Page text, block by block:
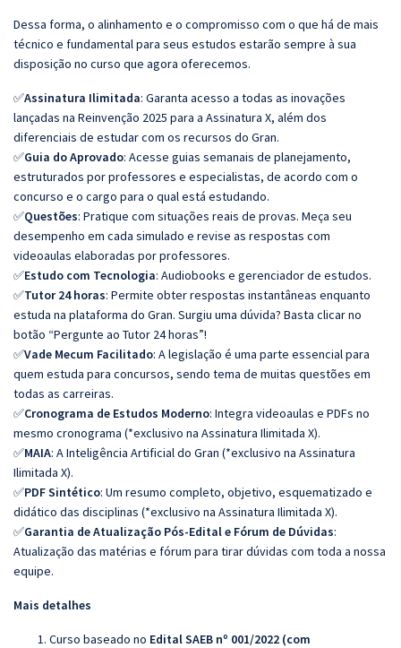
Dessa forma, o alinhamento e o compromisso com o que há de mais
técnico e fundamental para seus estudos estarão sempre à sua
disposição no curso que agora oferecemos.
✅Assinatura Ilimitada: Garanta acesso a todas as inovações
lançadas na Reinvenção 2025 para a Assinatura X, além dos
diferenciais de estudar com os recursos do Gran.
✅Guia do Aprovado: Acesse guias semanais de planejamento,
estruturados por professores e especialistas, de acordo com o
concurso e o cargo para o qual está estudando.
✅Questões: Pratique com situações reais de provas. Meça seu
desempenho em cada simulado e revise as respostas com
videoaulas elaboradas por professores.
✅Estudo com Tecnologia: Audiobooks e gerenciador de estudos.
✅Tutor 24 horas: Permite obter respostas instantâneas enquanto
estuda na plataforma do Gran. Surgiu uma dúvida? Basta clicar no
botão “Pergunte ao Tutor 24 horas”!
✅Vade Mecum Facilitado: A legislação é uma parte essencial para
quem estuda para concursos, sendo tema de muitas questões em
todas as carreiras.
✅Cronograma de Estudos Moderno: Integra videoaulas e PDFs no
mesmo cronograma (*exclusivo na Assinatura Ilimitada X).
✅MAIA: A Inteligência Artificial do Gran (*exclusivo na Assinatura
Ilimitada X).
✅PDF Sintético: Um resumo completo, objetivo, esquematizado e
didático das disciplinas (*exclusivo na Assinatura Ilimitada X).
✅Garantia de Atualização Pós-Edital e Fórum de Dúvidas:
Atualização das matérias e fórum para tirar dúvidas com toda a nossa
equipe.
Mais detalhes
Curso baseado no Edital SAEB nº 001/2022 (com